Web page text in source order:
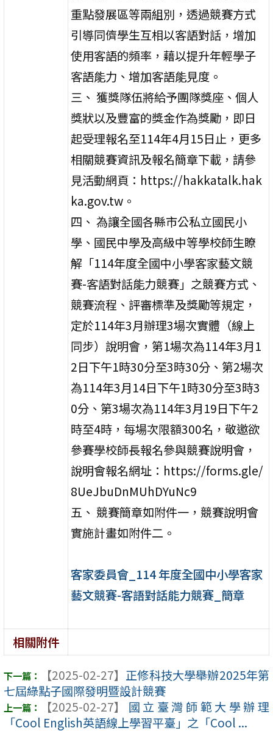
重點發展區等兩組別，透過競賽方式
引導同儕學生互相以客語對話，增加
使用客語的頻率，藉以提升年輕學子
客語能力、增加客語能見度。
三、 獲獎隊伍將給予團隊獎座、個人
獎狀以及豐富的獎金作為獎勵，即日
起受理報名至114年4月15日止，更多
相關競賽資訊及報名簡章下載，請參
見活動網頁：https://hakkatalk.hak
ka.gov.tw。
四、 為讓全國各縣市公私立國民小
學、國民中學及高級中等學校師生瞭
解「114年度全國中小學客家藝文競
賽-客語對話能力競賽」之競賽方式、
競賽流程、評審標準及獎勵等規定，
定於114年3月辦理3場次實體（線上
同步）說明會，第1場次為114年3月1
2日下午1時30分至3時30分、第2場次
為114年3月14日下午1時30分至3時3
0分、第3場次為114年3月19日下午2
時至4時，每場次限額300名，敬邀欲
參賽學校師長報名參與競賽說明會，
說明會報名網址：https://forms.gle/
8UeJbuDnMUhDYuNc9
五、 競賽簡章如附件一，競賽說明會
實施計畫如附件二。
客家委員會_114 年度全國中小學客家
藝文競賽-客語對話能力競賽_簡章
相關附件
【2025-02-27】 正修科技大學舉辦2025年第
七屆綠點子國際發明暨設計競賽
【2025-02-27】
國立臺灣師範大學辦理
「Cool English英語線上學習平臺」之「Cool ...